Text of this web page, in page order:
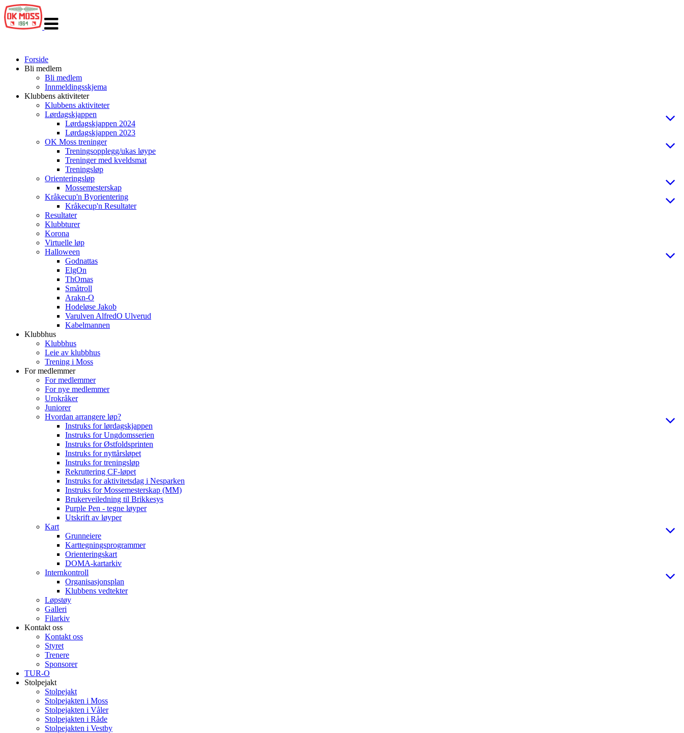
navigasjon
Forside
Bli medlem
Bli medlem
Innmeldingsskjema
Klubbens aktiviteter
Klubbens aktiviteter
Lørdagskjappen
Lørdagskjappen 2024
Lørdagskjappen 2023
OK Moss treninger
Treningsopplegg/ukas løype
Treninger med kveldsmat
Treningsløp
Orienteringsløp
Mossemesterskap
Kråkecup'n Byorientering
Kråkecup'n Resultater
Resultater
Klubbturer
Korona
Virtuelle løp
Halloween
Godnattas
ElgOn
ThOmas
Småtroll
Arakn-O
Hodeløse Jakob
Varulven AlfredO Ulverud
Kabelmannen
Klubbhus
Klubbhus
Leie av klubbhus
Trening i Moss
For medlemmer
For medlemmer
For nye medlemmer
Urokråker
Juniorer
Hvordan arrangere løp?
Instruks for lørdagskjappen
Instruks for Ungdomsserien
Instruks for Østfoldsprinten
Instruks for nyttårsløpet
Instruks for treningsløp
Rekruttering CF-løpet
Instruks for aktivitetsdag i Nesparken
Instruks for Mossemesterskap (MM)
Brukerveiledning til Brikkesys
Purple Pen - tegne løyper
Utskrift av løyper
Kart
Grunneiere
Karttegningsprogrammer
Orienteringskart
DOMA-kartarkiv
Internkontroll
Organisasjonsplan
Klubbens vedtekter
Løpstøy
Galleri
Filarkiv
Kontakt oss
Kontakt oss
Styret
Trenere
Sponsorer
TUR-O
Stolpejakt
Stolpejakt
Stolpejakten i Moss
Stolpejakten i Våler
Stolpejakten i Råde
Stolpejakten i Vestby